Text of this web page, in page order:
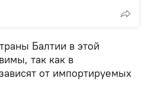
Балтии в этой
так как в
от импортируемых